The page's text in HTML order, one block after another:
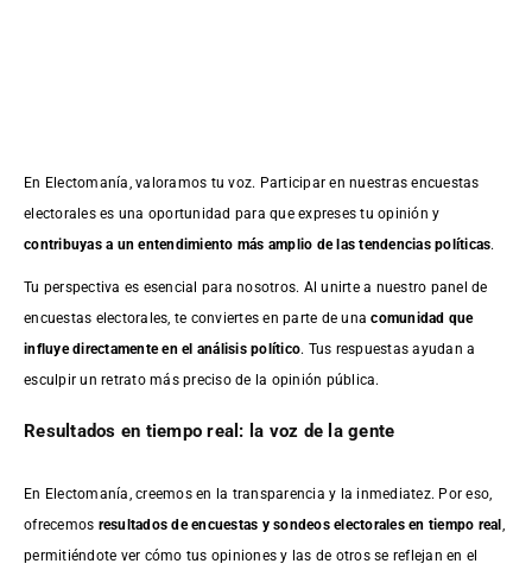
En Electomanía, valoramos tu voz. Participar en nuestras encuestas
electorales es una oportunidad para que expreses tu opinión y
contribuyas a un entendimiento más amplio de las tendencias políticas.
Tu perspectiva es esencial para nosotros. Al unirte a nuestro panel de
encuestas electorales, te conviertes en parte de unacomunidad que
influye directamente en el análisis político. Tus respuestas ayudan a
esculpir un retrato más preciso de la opinión pública.
Resultados en tiempo real: la voz de la gente
En Electomanía, creemos en la transparencia y la inmediatez. Por eso,
ofrecemos resultados deencuestas y sondeos electorales en tiempo real
permitiéndote ver cómo tus opiniones y las de otros se reflejan en el